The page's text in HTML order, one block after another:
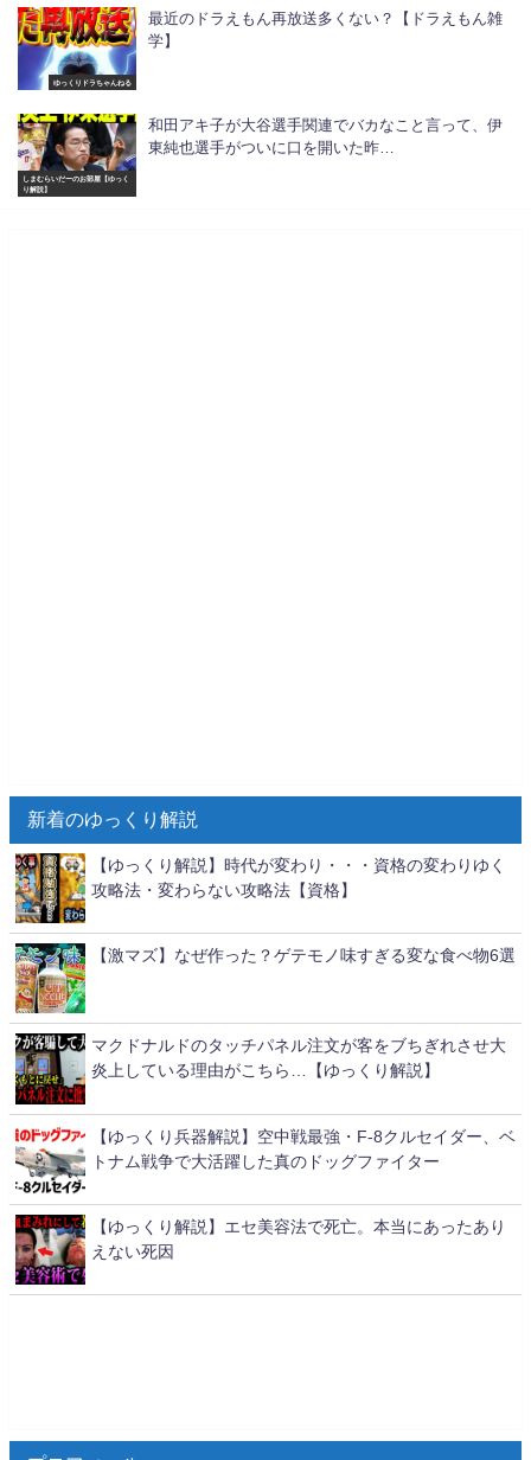
ゆっくりドラちゃんねる
最近のドラえもん再放送多くない？【ドラえもん雑
学】
しまむらいだーのお部屋【ゆっく
り解説】
和田アキ子が大谷選手関連でバカなこと言って、伊
東純也選手がついに口を開いた昨…
新着のゆっくり解説
【ゆっくり解説】時代が変わり・・・資格の変わりゆく
攻略法・変わらない攻略法【資格】
【激マズ】なぜ作った？ゲテモノ味すぎる変な食べ物6選
マクドナルドのタッチパネル注文が客をブちぎれさせ大
炎上している理由がこちら…【ゆっくり解説】
【ゆっくり兵器解説】空中戦最強・F-8クルセイダー、ベ
トナム戦争で大活躍した真のドッグファイター
【ゆっくり解説】エセ美容法で死亡。本当にあったあり
えない死因